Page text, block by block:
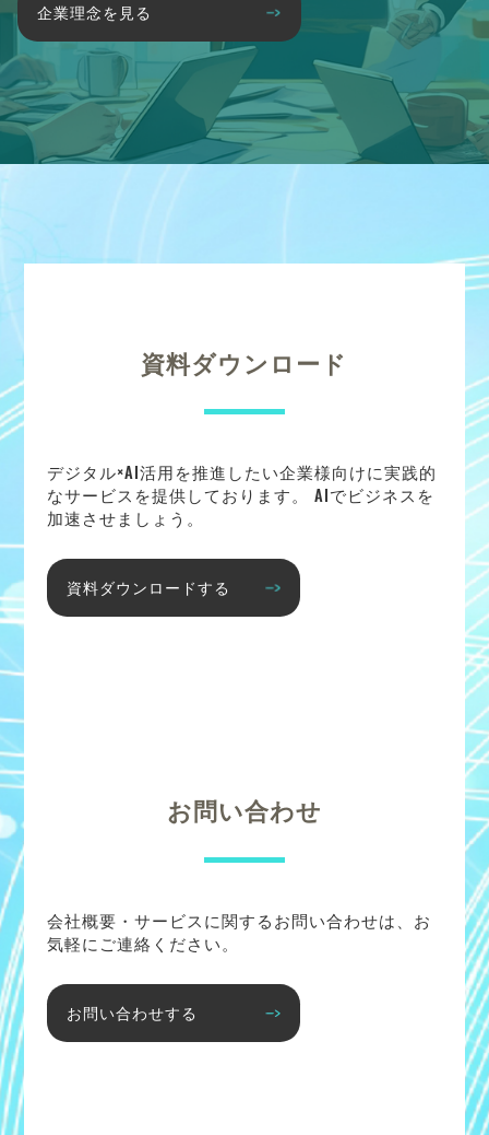
企業理念を見る
資料ダウンロード
デジタル×AI活用を推進したい企業様向けに実践的
なサービスを提供しております。 AIでビジネスを
加速させましょう。
資料ダウンロードする
お問い合わせ
会社概要・サービスに関するお問い合わせは、お
気軽にご連絡ください。
お問い合わせする